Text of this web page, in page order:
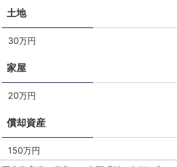
土地
30万円
家屋
20万円
償却資産
150万円